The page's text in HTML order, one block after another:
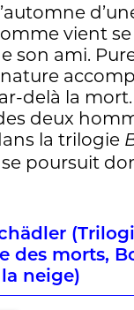
vient
son ami.
delà la mort.
deux
la trilogie
se poursuit
des morts,
neige)